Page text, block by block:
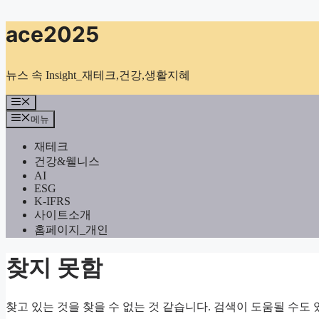
컨
텐
로
너
뛰
기
ace2025
뉴스 속 Insight_재테크,건강,생활지혜
메
뉴
메뉴
재테크
건강&웰니스
AI
ESG
K-IFRS
사이트소개
홈페이지_개인
찾지 못함
찾고 있는 것을 찾을 수 없는 것 같습니다. 검색이 도움될 수도